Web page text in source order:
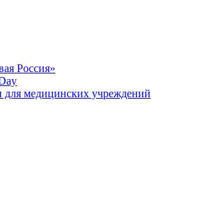
Россия»
для медицинских учреждений